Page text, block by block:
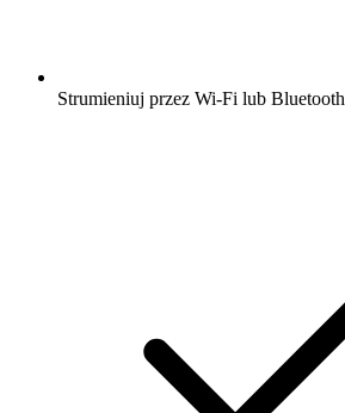
Strumieniuj przez Wi-Fi lub Bluetooth